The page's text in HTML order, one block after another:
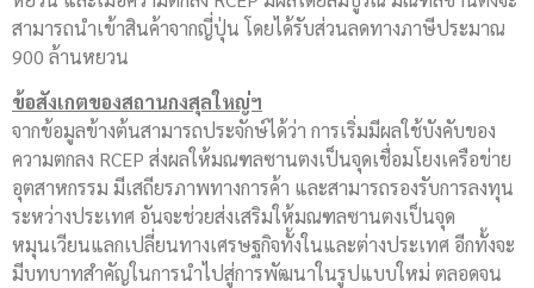
สามารถนำเข้าสินค้าจากญี่ปุ่น โดยได้รับส่วนลดทางภาษีประมาณ
900 ล้านหยวน
ข้อสังเกตของสถานกงสุลใหญ่ฯ
จากข้อมูลข้างต้นสามารถประจักษ์ได้ว่า การเริ่มมีผลใช้บังคับของ
ความตกลง RCEP ส่งผลให้มณฑลซานตงเป็นจุดเชื่อมโยงเครือข่าย
อุตสาหกรรม มีเสถียรภาพทางการค้า และสามารถรองรับการลงทุน
ระหว่างประเทศ อันจะช่วยส่งเสริมให้มณฑลซานตงเป็นจุด
หมุนเวียนแลกเปลี่ยนทางเศรษฐกิจทั้งในและต่างประเทศ อีกทั้งจะ
มีบทบาทสำคัญในการนำไปสู่การพัฒนาในรูปแบบใหม่ ตลอดจน